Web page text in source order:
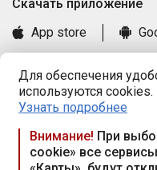
Для обеспечения
используются cookies.
Узнать подробнее
Внимание! При
cookie» все
Cкачать приложение
App store
Книга замечаний и
Правила и документы
Praca.by © 2000—2026,
Республика Беларусь,
117а, пом. № 9.